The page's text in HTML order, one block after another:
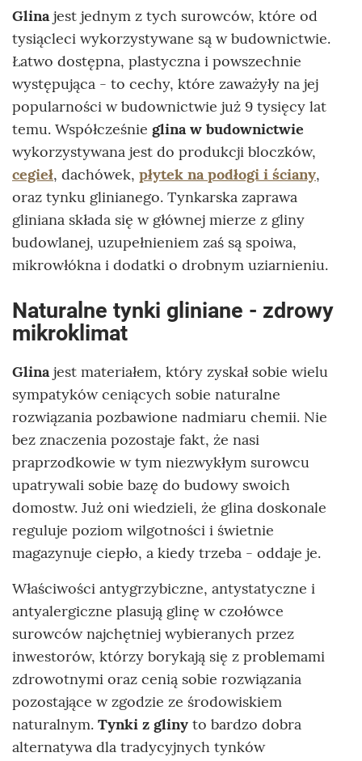
Glinajest jednym z tych surowców, które od
tysiącleci wykorzystywane są w budownictwie.
Łatwo dostępna, plastyczna i powszechnie
występująca - to cechy, które zaważyły na jej
popularności w budownictwie już 9 tysięcy lat
temu. Współcześnie glina w budownictwie
wykorzystywana jest do produkcji bloczków,
cegieł, dachówek, płytek na podłogi i ściany,
oraz tynku glinianego. Tynkarska zaprawa
gliniana składa się w głównej mierze z gliny
budowlanej, uzupełnieniem zaś są spoiwa,
mikrowłókna i dodatki o drobnym uziarnieniu.
Naturalne tynki gliniane - zdrowy
mikroklimat
Glinajest materiałem, który zyskał sobie wielu
sympatyków ceniących sobie naturalne
rozwiązania pozbawione nadmiaru chemii. Nie
bez znaczenia pozostaje fakt, że nasi
praprzodkowie w tym niezwykłym surowcu
upatrywali sobie bazę do budowy swoich
domostw. Już oni wiedzieli, że glina doskonale
reguluje poziom wilgotności i świetnie
magazynuje ciepło, a kiedy trzeba - oddaje je.
Właściwości antygrzybiczne, antystatyczne i
antyalergiczne plasują glinę w czołówce
surowców najchętniej wybieranych przez
inwestorów, którzy borykają się z problemami
zdrowotnymi oraz cenią sobie rozwiązania
pozostające w zgodzie ze środowiskiem
naturalnym. Tynki z gliny to bardzo dobra
alternatywa dla tradycyjnych tynków